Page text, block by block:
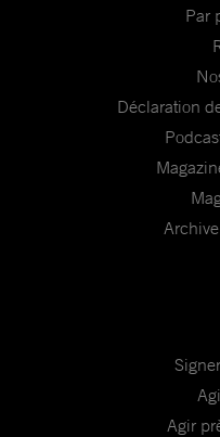
Par
Déclaration
Agir